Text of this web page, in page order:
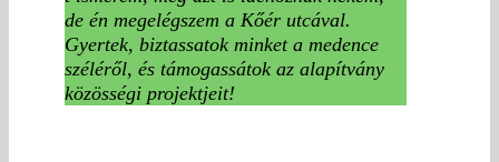
de én megelégszem a Kőér utcával.
Gyertek, biztassatok minket a medence
széléről, és támogassátok az alapítvány
közösségi projektjeit!